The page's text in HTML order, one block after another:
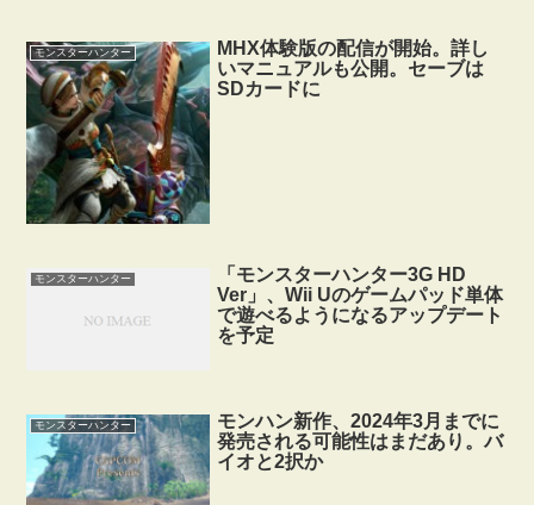
モンスターハンター
MHX体験版の配信が開始。詳し
いマニュアルも公開。セーブは
SDカードに
モンスターハンター
「モンスターハンター3G HD
Ver」、Wii Uのゲームパッド単体
で遊べるようになるアップデート
を予定
モンスターハンター
モンハン新作、2024年3月までに
発売される可能性はまだあり。バ
イオと2択か